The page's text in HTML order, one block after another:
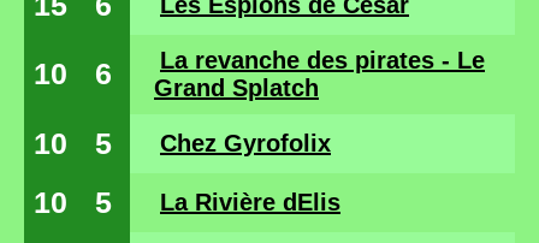
10 6
La revanche des pirates - Le
Grand Splatch
10 5 Chez Gyrofolix
10 5 La Rivière dElis